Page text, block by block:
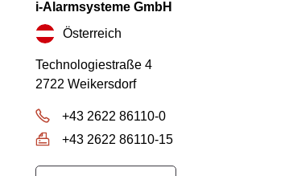
i-Alarmsysteme GmbH
Österreich
Technologiestraße 4
2722 Weikersdorf
+43 2622 86110-0
+43 2622 86110-15